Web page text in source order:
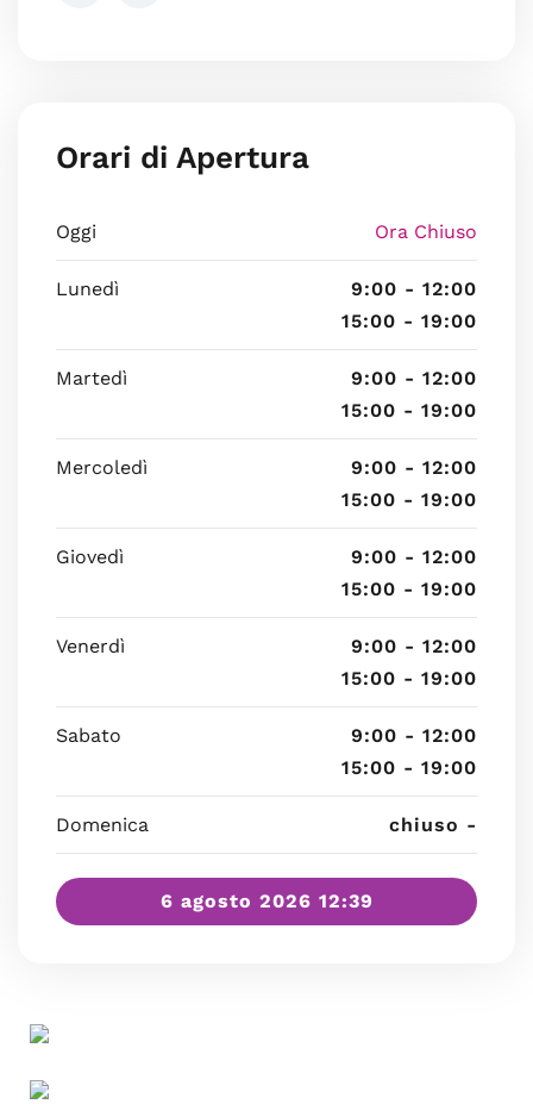
Orari di Apertura
Oggi Ora Chiuso
Lunedì
9:00 - 12:00
15:00 - 19:00
Martedì
9:00 - 12:00
15:00 - 19:00
Mercoledì
9:00 - 12:00
15:00 - 19:00
Giovedì
9:00 - 12:00
15:00 - 19:00
Venerdì
9:00 - 12:00
15:00 - 19:00
Sabato
9:00 - 12:00
15:00 - 19:00
Domenica chiuso -
6 agosto 2026 12:39